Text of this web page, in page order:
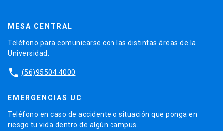
MESA CENTRAL
Teléfono para comunicarse con las distintas áreas de la
Universidad.
phone (56)95504 4000
EMERGENCIAS UC
Teléfono en caso de accidente o situación que ponga en
riesgo tu vida dentro de algún campus.